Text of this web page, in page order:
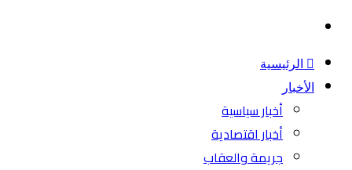
الرئيسية
الأخبار
أخبار سياسية
أخبار اقتصادية
جريمة والعقاب